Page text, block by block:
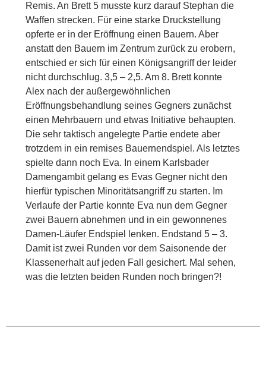
Remis. An Brett 5 musste kurz darauf Stephan die
Waffen strecken. Für eine starke Druckstellung
opferte er in der Eröffnung einen Bauern. Aber
anstatt den Bauern im Zentrum zurück zu erobern,
entschied er sich für einen Königsangriff der leider
nicht durchschlug. 3,5 – 2,5. Am 8. Brett konnte
Alex nach der außergewöhnlichen
Eröffnungsbehandlung seines Gegners zunächst
einen Mehrbauern und etwas Initiative behaupten.
Die sehr taktisch angelegte Partie endete aber
trotzdem in ein remises Bauernendspiel. Als letztes
spielte dann noch Eva. In einem Karlsbader
Damengambit gelang es Evas Gegner nicht den
hierfür typischen Minoritätsangriff zu starten. Im
Verlaufe der Partie konnte Eva nun dem Gegner
zwei Bauern abnehmen und in ein gewonnenes
Damen-Läufer Endspiel lenken. Endstand 5 – 3.
Damit ist zwei Runden vor dem Saisonende der
Klassenerhalt auf jeden Fall gesichert. Mal sehen,
was die letzten beiden Runden noch bringen?!